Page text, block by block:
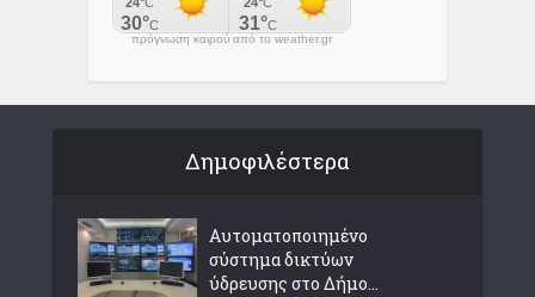
πρόγνωση καιρού από το weather.gr
Δημοφιλέστερα
Αυτοματοποιημένο
σύστημα δικτύων
ύδρευσης στο Δήμο...